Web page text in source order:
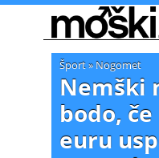
Šport» Nogomet
Nemški
bodo,
euru